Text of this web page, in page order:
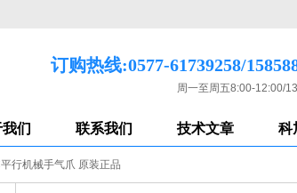
订购热线:0577-61739258/
周一至周五8:00-12:00/
们 联系我们 技术文章 科
行机械手气爪 原装正品